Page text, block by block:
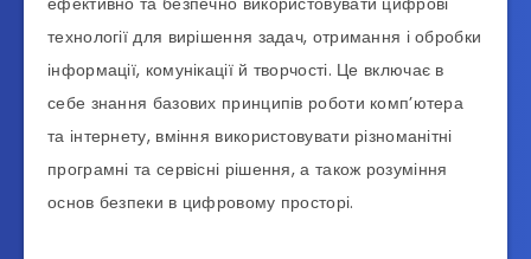
технології для вирішення задач, отримання і обробки
інформації, комунікації й творчості. Це включає в
себе знання базових принципів роботи комп’ютера
та інтернету, вміння використовувати різноманітні
програмні та сервісні рішення, а також розуміння
основ безпеки в цифровому просторі.